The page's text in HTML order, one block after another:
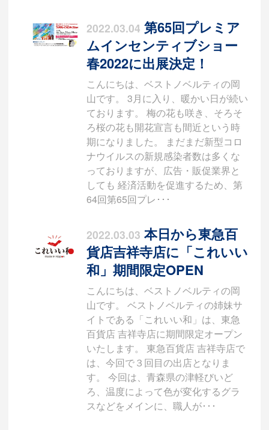
2022.03.04 第65回プレミア
ムインセンティブショー
春2022に出展決定！
こんにちは、ベストノベルティの岡
山です。 3月に入り、暖かい日が続い
ております。 梅の花も咲き、そろそ
ろ桜の花も開花宣言も間近という時
期になりました。 まだまだ新型コロ
ナウイルスの新規感染者数は多くな
っておりますが、広告・販促業界と
しても 経済活動を促進するため、第
64回第65回プレ･･･
2022.03.03 本日から東急百
貨店吉祥寺店に「これいい
和」期間限定OPEN
こんにちは、ベストノベルティの岡
山です。 ベストノベルティの姉妹サ
イトである「これいい和」は、東急
百貨店 吉祥寺店に期間限定オープン
いたします。 東急百貨店 吉祥寺店で
は、今回で３回目の出店となりま
す。 今回は、青森県の津軽びいど
ろ、温度によって色が変化するグラ
スなどをメインに、職人が･･･